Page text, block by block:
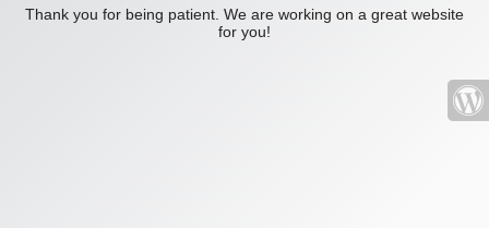
Thank you for being patient. We are working on a great website
for you!